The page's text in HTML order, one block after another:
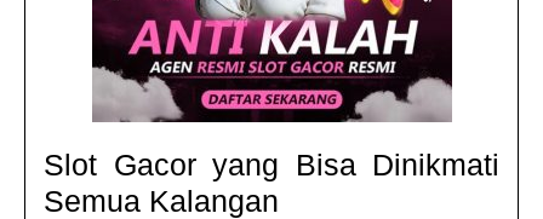
Slot Gacor yang Bisa Dinikmati
Semua Kalangan